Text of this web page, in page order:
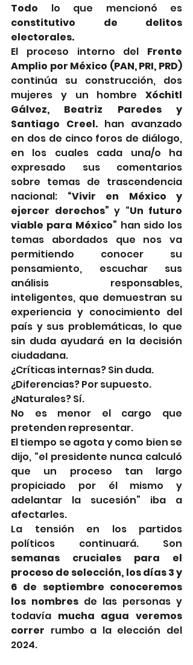
Todo
constitutivo de delitos
electorales.
El proceso interno del Frente
Amplio por México (PAN, PRI, PRD)
continúa su construcción, dos
mujeres y un hombre Xóchitl
Gálvez, Beatriz Paredes y
Santiago Creel. han avanzado
en dos de cinco foros de diálogo,
en los cuales cada una/o ha
expresado sus comentarios
sobre temas de trascendencia
nacional: “Vivir en México y
ejercer derechos” y “Un futuro
viable para México” han sido los
temas abordados que nos va
permitiendo conocer su
pensamiento, escuchar sus
análisis responsables,
inteligentes, que demuestran su
experiencia y conocimiento del
país y sus problemáticas, lo que
sin duda ayudará en la decisión
ciudadana.
¿Críticas internas? Sin duda.
¿Diferencias? Por supuesto.
¿Naturales? Sí.
No es menor el cargo que
pretenden representar.
El tiempo se agota y como bien se
dijo, “el presidente nunca calculó
que un proceso tan largo
propiciado por él mismo y
adelantar la sucesión” iba a
afectarles.
La tensión en los partidos
semanas cruciales para el
proceso de selección, los días 3 y
6 de septiembre conoceremos
los nombres de las personas y
todavía mucha agua veremos
correr rumbo a la elección del
2024.